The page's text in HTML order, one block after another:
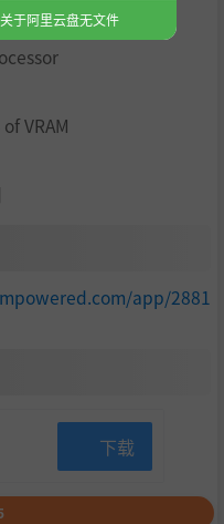
higher
VRAM
app/2881
下载
关于阿里云盘无文件